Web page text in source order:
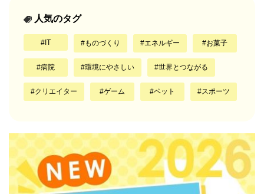
人気のタグ
IT ものづくり エネルギー お菓子
病院 環境にやさしい 世界とつながる
クリエイター ゲーム ペット スポーツ